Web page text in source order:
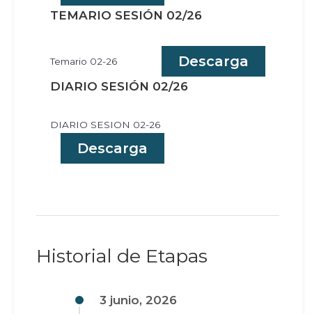
TEMARIO SESIÓN 02/26
Temario 02-26 Descarga
DIARIO SESIÓN 02/26
DIARIO SESION 02-26
Descarga
Historial de Etapas
3 junio, 2026